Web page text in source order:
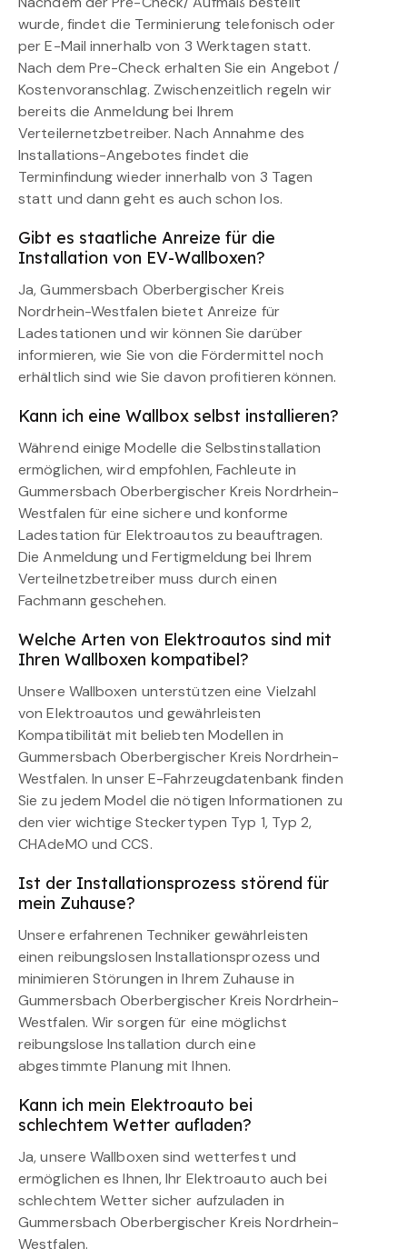
wurde, findet die Terminierung telefonisch oder
per E-Mail innerhalb von 3 Werktagen statt.
Nach dem Pre-Check erhalten Sie ein Angebot /
Kostenvoranschlag. Zwischenzeitlich regeln wir
bereits die Anmeldung bei Ihrem
Verteilernetzbetreiber. Nach Annahme des
Installations-Angebotes findet die
Terminfindung wieder innerhalb von 3 Tagen
statt und dann geht es auch schon los.
Gibt es staatliche Anreize für die
Installation von EV-Wallboxen?
Ja, Gummersbach Oberbergischer Kreis
Nordrhein-Westfalen bietet Anreize für
Ladestationen und wir können Sie darüber
informieren, wie Sie von die Fördermittel noch
erhältlich sind wie Sie davon profitieren können.
Kann ich eine Wallbox selbst installieren?
Während einige Modelle die Selbstinstallation
ermöglichen, wird empfohlen, Fachleute in
Gummersbach Oberbergischer Kreis Nordrhein-
Westfalen für eine sichere und konforme
Ladestation für Elektroautos zu beauftragen.
Die Anmeldung und Fertigmeldung bei Ihrem
Verteilnetzbetreiber muss durch einen
Fachmann geschehen.
Welche Arten von Elektroautos sind mit
Ihren Wallboxen kompatibel?
Unsere Wallboxen unterstützen eine Vielzahl
von Elektroautos und gewährleisten
Kompatibilität mit beliebten Modellen in
Gummersbach Oberbergischer Kreis Nordrhein-
Westfalen. In unser E-Fahrzeugdatenbank finden
Sie zu jedem Model die nötigen Informationen zu
den vier wichtige Steckertypen Typ 1, Typ 2,
CHAdeMO und CCS.
Ist der Installationsprozess störend für
mein Zuhause?
Unsere erfahrenen Techniker gewährleisten
einen reibungslosen Installationsprozess und
minimieren Störungen in Ihrem Zuhause in
Gummersbach Oberbergischer Kreis Nordrhein-
Westfalen. Wir sorgen für eine möglichst
reibungslose Installation durch eine
abgestimmte Planung mit Ihnen.
Kann ich mein Elektroauto bei
schlechtem Wetter aufladen?
Ja, unsere Wallboxen sind wetterfest und
ermöglichen es Ihnen, Ihr Elektroauto auch bei
schlechtem Wetter sicher aufzuladen in
Gummersbach Oberbergischer Kreis Nordrhein-
Westfalen.